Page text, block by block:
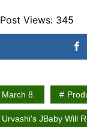
Post Views: 345
March 8.
Urvashi's JBaby Will